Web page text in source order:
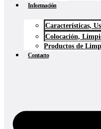
Información
Características,
Colocación,
Productos de
Contacto